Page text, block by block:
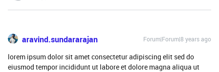
aravind.sundararajan Forum|Forum|8 years ago
lorem ipsum dolor sit amet consectetur adipiscing elit sed do
eiusmod tempor incididunt ut labore et dolore magna aliqua ut